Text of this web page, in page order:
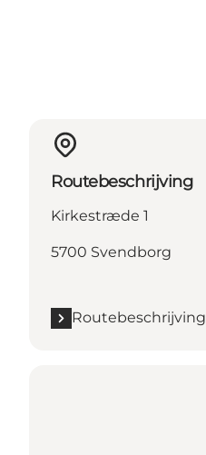
Routebeschrijving
Kirkestræde 1
5700 Svendborg
Routebeschrijving